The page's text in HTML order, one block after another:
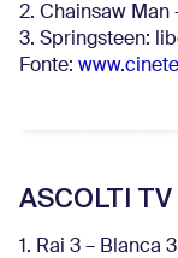
2. Chainsaw Man
3. Springsteen:
Fonte:
ASCOLTI
1. Rai 3 – Blanca